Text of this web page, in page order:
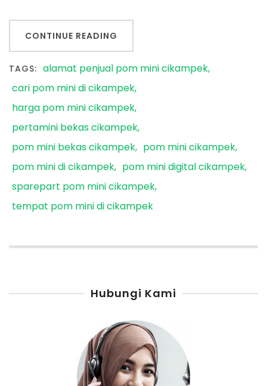
CONTINUE READING
TAGS: alamat penjual pom mini cikampek
cari pom mini di cikampek
harga pom mini cikampek
pertamini bekas cikampek
pom mini bekas cikampek
pom mini cikampek
pom mini di cikampek
pom mini digital cikampek
sparepart pom mini cikampek
tempat pom mini di cikampek
Hubungi Kami